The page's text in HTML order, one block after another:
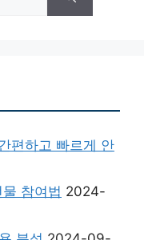
편하고 빠르게 안
참여법 2024-